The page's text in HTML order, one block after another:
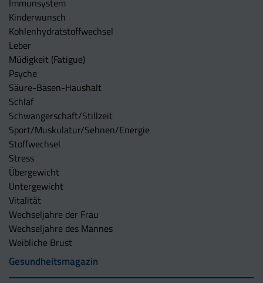
Kinderwunsch
Kohlenhydratstoffwechsel
Leber
Müdigkeit (Fatigue)
Psyche
Säure-Basen-Haushalt
Schlaf
Schwangerschaft/Stillzeit
Sport/Muskulatur/Sehnen/Energie
Stoffwechsel
Stress
Übergewicht
Untergewicht
Vitalität
Wechseljahre der Frau
Wechseljahre des Mannes
Weibliche Brust
Gesundheitsmagazin